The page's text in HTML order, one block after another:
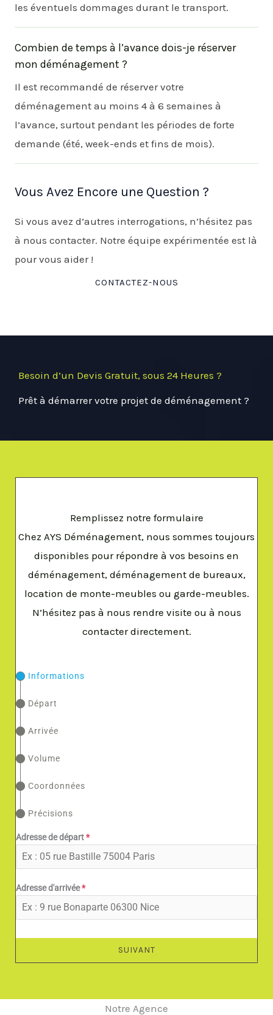
les éventuels dommages durant le transport.
Combien de temps à l’avance dois-je réserver
mon déménagement ?
Il est recommandé de réserver votre
déménagement au moins 4 à 6 semaines à
l’avance, surtout pendant les périodes de forte
demande (été, week-ends et fins de mois).
Vous Avez Encore une Question ?
Si vous avez d’autres interrogations, n’hésitez pas
à nous contacter. Notre équipe expérimentée est là
pour vous aider !
CONTACTEZ-NOUS
Besoin d’un Devis Gratuit, sous 24 Heures ?
Prêt à démarrer votre projet de déménagement ?
Remplissez notre formulaire
Chez AYS Déménagement, nous sommes toujours
disponibles pour répondre à vos besoins en
déménagement, déménagement de bureaux,
location de monte-meubles ou garde-meubles.
N’hésitez pas à nous rendre visite ou à nous
contacter directement.
Informations
Départ
Arrivée
Volume
Coordonnées
Précisions
Adresse de départ*
Adresse d'arrivée*
SUIVANT
Notre Agence